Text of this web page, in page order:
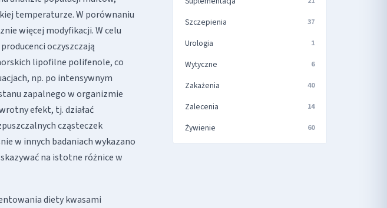
temperaturze. W porównaniu
więcej modyfikacji. W celu
oczyszczają
lipofilne polifenole, co
np. po intensywnym
zapalnego w organizmie
efekt, tj. działać
cząsteczek
w innych badaniach wykazano
na istotne różnice w
diety kwasami
Szczepienia 37
Urologia 1
Wytyczne 6
Zakażenia 40
Zalecenia 14
Żywienie 60